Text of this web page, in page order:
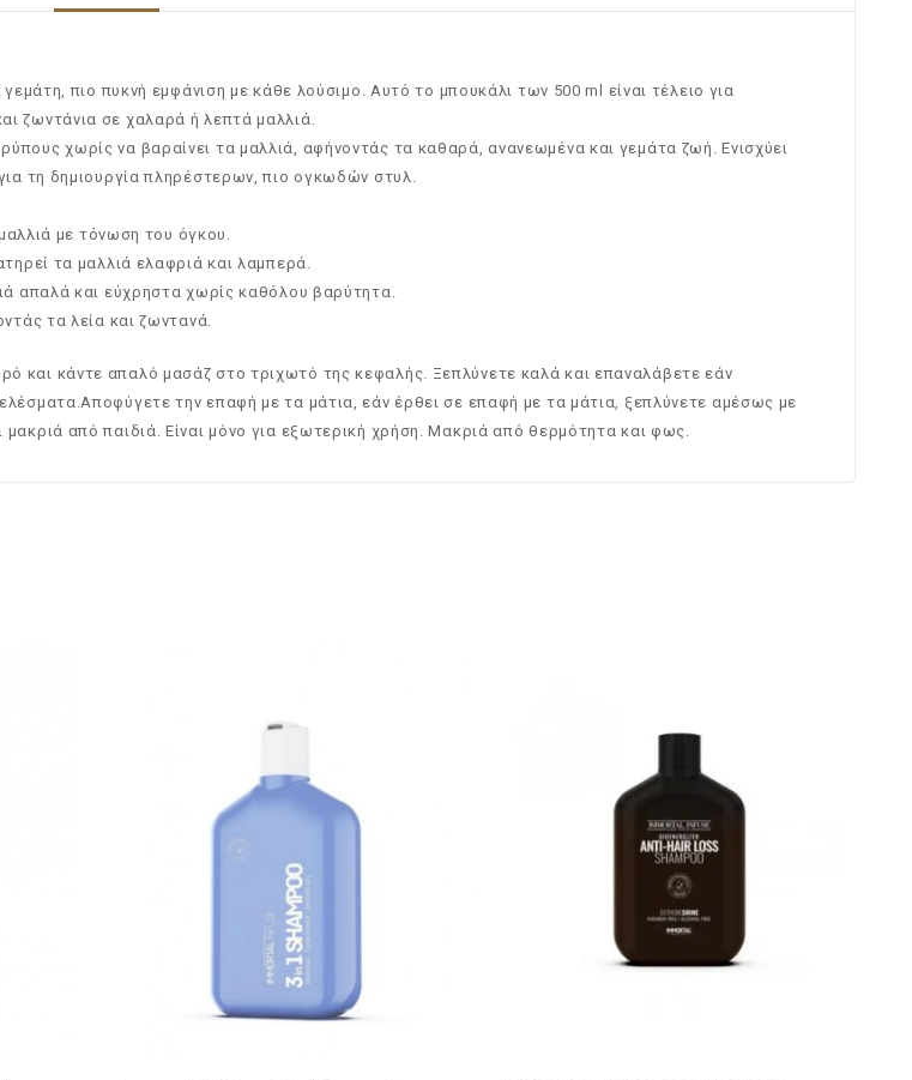
πιο πυκνή εμφάνιση με κάθε λούσιμο. Αυτό το μπουκάλι των 500 ml είναι τέλειο για
ζωντάνια σε χαλαρά ή λεπτά μαλλιά.
χωρίς να βαραίνει τα μαλλιά, αφήνοντάς τα καθαρά, ανανεωμένα και γεμάτα ζωή. Ενισχύει
τη δημιουργία πληρέστερων, πιο ογκωδών στυλ.
με τόνωση του όγκου.
τα μαλλιά ελαφριά και λαμπερά.
απαλά και εύχρηστα χωρίς καθόλου βαρύτητα.
τα λεία και ζωντανά.
και κάντε απαλό μασάζ στο τριχωτό της κεφαλής. Ξεπλύνετε καλά και επαναλάβετε εάν
την επαφή με τα μάτια, εάν έρθει σε επαφή με τα μάτια, ξεπλύνετε αμέσως με
από παιδιά. Είναι μόνο για εξωτερική χρήση. Μακριά από θερμότητα και φως.